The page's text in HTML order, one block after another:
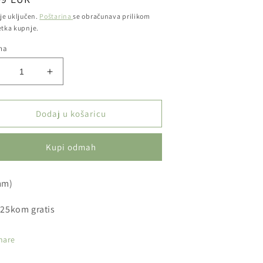
uključen. Poštarinase obračunava prilikom
kupnje.
Povećaj
količinu
proizvoda
XTREME
XTRA
filter
omotnice
Dodaj u košaricu
Kupi odmah
gratis